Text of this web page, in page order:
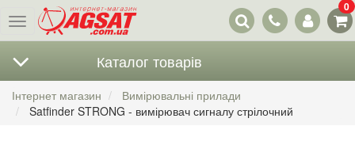
Меню
Наші
контакти
0
Каталог товарів
Інтернет магазин
Вимірювальні прилади
Satfinder STRONG - вимірювач сигналу стрілочний